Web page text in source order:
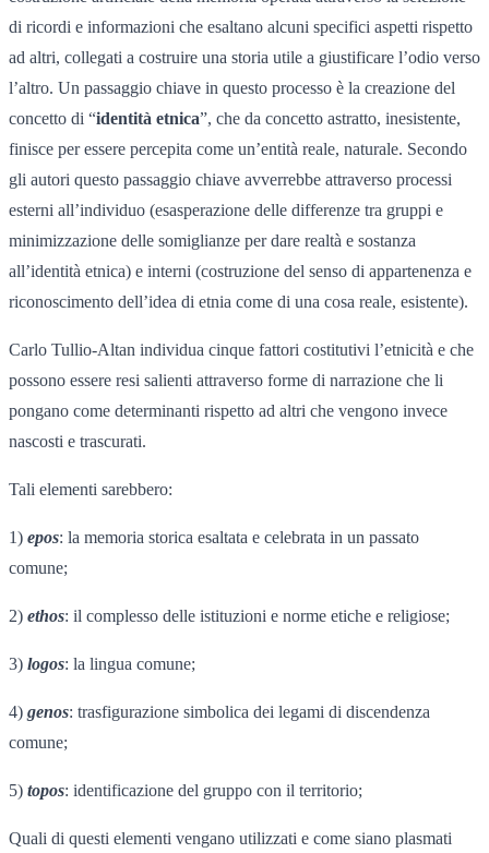
di ricordi e informazioni che esaltano alcuni specifici aspetti rispetto
ad altri, collegati a costruire una storia utile a giustificare l’odio verso
l’altro. Un passaggio chiave in questo processo è la creazione del
concetto di “identità etnica”, che da concetto astratto, inesistente,
finisce per essere percepita come un’entità reale, naturale. Secondo
gli autori questo passaggio chiave avverrebbe attraverso processi
esterni all’individuo (esasperazione delle differenze tra gruppi e
minimizzazione delle somiglianze per dare realtà e sostanza
all’identità etnica) e interni (costruzione del senso di appartenenza e
riconoscimento dell’idea di etnia come di una cosa reale, esistente).
Carlo Tullio-Altan individua cinque fattori costitutivi l’etnicità e che
possono essere resi salienti attraverso forme di narrazione che li
pongano come determinanti rispetto ad altri che vengono invece
nascosti e trascurati.
Tali elementi sarebbero:
1) epos: la memoria storica esaltata e celebrata in un passato
comune;
2) ethos: il complesso delle istituzioni e norme etiche e religiose;
3) logos: la lingua comune;
4) genos: trasfigurazione simbolica dei legami di discendenza
comune;
5) topos: identificazione del gruppo con il territorio;
Quali di questi elementi vengano utilizzati e come siano plasmati